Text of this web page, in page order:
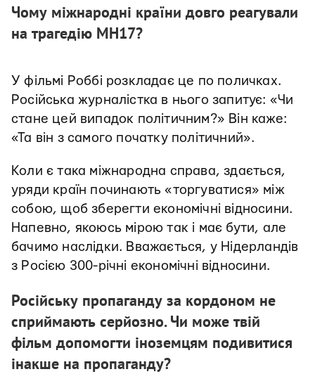
Чому міжнародні країни довго реагували
на трагедію MH17?
У фільмі Роббі розкладає це по поличках.
Російська журналістка в нього запитує: «Чи
стане цей випадок політичним?» Він каже:
«Та він з самого початку політичний».
Коли є така міжнародна справа, здається,
уряди країн починають «торгуватися» між
собою, щоб зберегти економічні відносини.
Напевно, якоюсь мірою так і має бути, але
бачимо наслідки. Вважається, у Нідерландів
з Росією 300-річні економічні відносини.
Російську пропаганду за кордоном не
сприймають серйозно. Чи може твій
фільм допомогти іноземцям подивитися
інакше на пропаганду?